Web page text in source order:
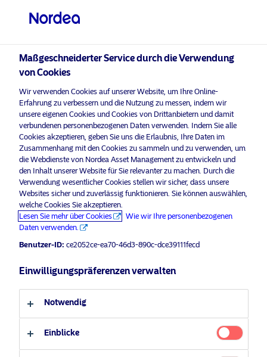
visit NordeaAssetManagement.com
Bitte wählen Sie Ihr Anlegerprofil
aus
Land
Luxemburg
Sprache
Anleger-Typ
Privater Anleger
Professioneller Anleger
Maßgeschneiderter Service durch die Verwendung
von Cookies
Wir verwenden Cookies auf unserer Website, um Ihre Online-
Erfahrung zu verbessern und die Nutzung zu messen, indem wir
unsere eigenen Cookies und Cookies von Drittanbietern und damit
verbundenen personenbezogenen Daten verwenden. Indem Sie alle
Cookies akzeptieren, geben Sie uns die Erlaubnis, Ihre Daten im
Zusammenhang mit den Cookies zu sammeln und zu verwenden, um
die Webdienste von Nordea Asset Management zu entwickeln und
den Inhalt unserer Website für Sie relevanter zu machen. Durch die
Verwendung wesentlicher Cookies stellen wir sicher, dass unsere
Websites sicher und zuverlässig funktionieren. Sie können auswählen,
welche Cookies Sie akzeptieren.
Lesen Sie mehr über Cookies
Wie wir Ihre personenbezogenen
Daten verwenden.
Benutzer-ID: ce2052ce-ea70-46d3-890c-dce39111fecd
Einwilligungspräferenzen verwalten
Notwendig
Einblicke